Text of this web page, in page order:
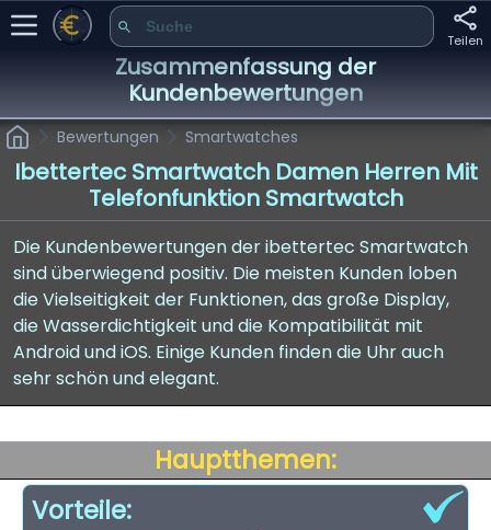
Teilen
Zusammenfassung der
Kundenbewertungen
Bewertungen Smartwatches
Ibettertec Smartwatch Damen Herren Mit
Telefonfunktion Smartwatch
Die Kundenbewertungen der ibettertec Smartwatch
sind überwiegend positiv. Die meisten Kunden loben
die Vielseitigkeit der Funktionen, das große Display,
die Wasserdichtigkeit und die Kompatibilität mit
Android und iOS. Einige Kunden finden die Uhr auch
sehr schön und elegant.
Hauptthemen:
Vorteile: